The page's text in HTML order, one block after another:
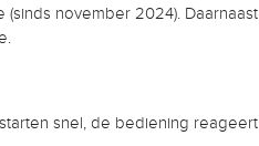
november 2024).
snel, de bediening